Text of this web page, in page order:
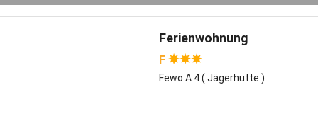
Ferienwohnung
F
Fewo A 4 ( Jägerhütte )